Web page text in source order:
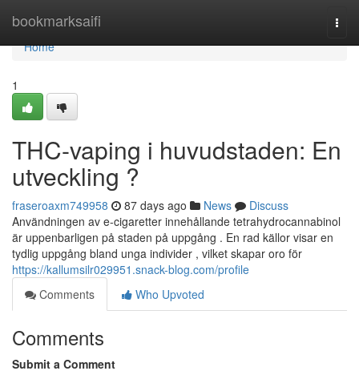
bookmarksaifi
Home
Home
1
THC-vaping i huvudstaden: En
utveckling ?
fraseroaxm749958 87 days ago News
Discuss
Användningen av e-cigaretter innehållande tetrahydrocannabinol
är uppenbarligen på staden på uppgång . En rad källor visar en
tydlig uppgång bland unga individer , vilket skapar oro för
https://kallumsilr029951.snack-blog.com/profile
Comments
Who Upvoted
Comments
Submit a Comment